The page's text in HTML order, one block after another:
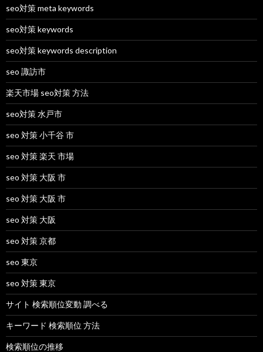
seo対策 meta keywords
seo対策 keywords
seo対策 keywords description
seo 諏訪市
楽天市場 seo対策 方法
seo対策 水戸市
seo 対策 小千谷 市
seo 対策 楽天 市場
seo 対策 大阪 市
seo 対策 大阪 市
seo 対策 大阪
seo 対策 京都
seo 東京
seo 対策 東京
サイト 検索順位変動 調べる
キーワード 検索順位 方法
検索順位の推移